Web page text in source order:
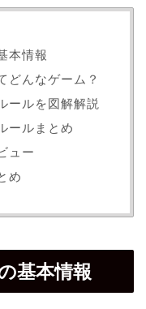
本情報
どんなゲーム？
ールを図解解説
ールまとめ
ュー
め
基本情報